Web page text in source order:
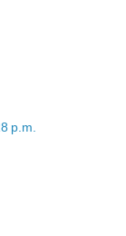
p.m.